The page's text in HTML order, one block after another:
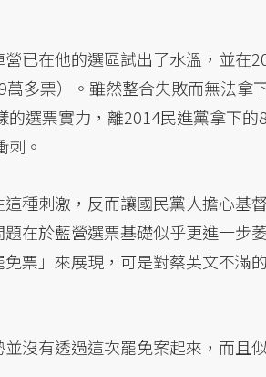
已在他的選區試出了水溫，並在
萬多票）。雖然整合失敗而無法
的選票實力，離2014民進黨拿下
。
種刺激，反而讓國民黨人擔心基
在於藍營選票基礎似乎更進一步
免票」來展現，可是對蔡英文不滿
沒有透過這次罷免案起來，而且